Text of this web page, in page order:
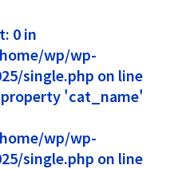
0 in
wp/wp-
single.php on line
'cat_name'
wp/wp-
single.php on line